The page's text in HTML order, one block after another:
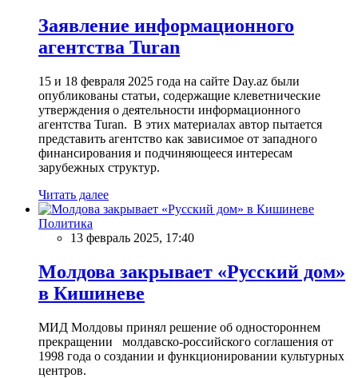
Заявление информационного
агентства Turan
15 и 18 февраля 2025 года на сайте Day.az были
опубликованы статьи, содержащие клеветнические
утверждения о деятельности информационного
агентства Turan. В этих материалах автор пытается
представить агентство как зависимое от западного
финансирования и подчиняющееся интересам
зарубежных структур.
Читать далее
Политика
13 февраль 2025, 17:40
Молдова закрывает «Русский дом»
в Кишиневе
МИД Молдовы принял решение об одностороннем
прекращении молдавско-российского соглашения от
1998 года о создании и функционировании культурных
центров.